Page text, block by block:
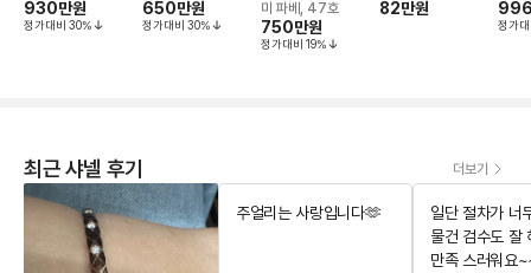
930만원
정가대비 30%
650만원
정가대비 30%
미 파베, 47호
750만원
정가대비 19%
82만원
정가
최근 샤넬 후기 더보기
주얼리는 사랑입니다🫶
일단 절차가 너
물건 검수도 잘
만족 스러워요